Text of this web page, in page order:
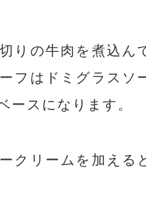
りの牛肉を煮込ん
フはドミグラスソ
ースになります。
クリームを加える